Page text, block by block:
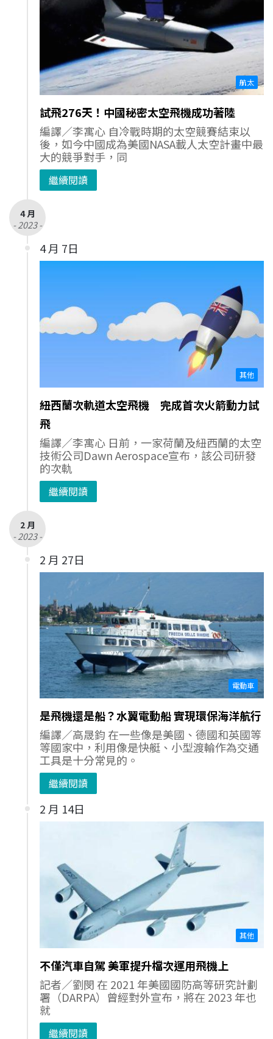
航太
試飛276天！中國秘密太空飛機成功著陸
編譯／李寓心 自冷戰時期的太空競賽結束以
後，如今中國成為美國NASA載人太空計畫中最
大的競爭對手，同
繼續閱讀
4 月
- 2023 -
4 月 7日
其他
紐西蘭次軌道太空飛機 完成首次火箭動力試
飛
編譯／李寓心 日前，一家荷蘭及紐西蘭的太空
技術公司Dawn Aerospace宣布，該公司研發
的次軌
繼續閱讀
2 月
- 2023 -
2 月 27日
電動車
是飛機還是船？水翼電動船 實現環保海洋航行
編譯／高晟鈞 在一些像是美國、德國和英國等
等國家中，利用像是快艇、小型渡輪作為交通
工具是十分常見的。
繼續閱讀
2 月 14日
其他
不僅汽車自駕 美軍提升檔次運用飛機上
記者／劉閔 在 2021 年美國國防高等研究計劃
署（DARPA）曾經對外宣布，將在 2023 年也
就
繼續閱讀